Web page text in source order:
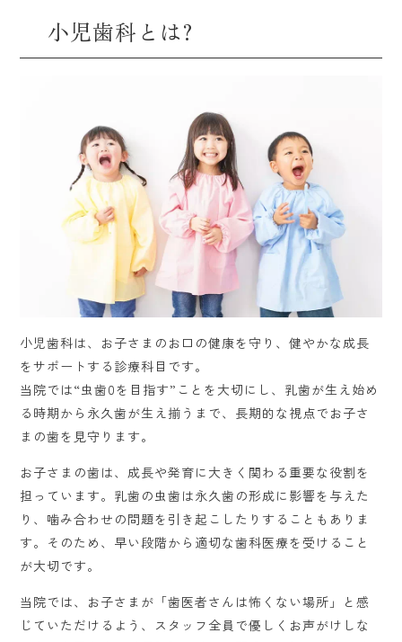
小児歯科とは?
小児歯科は、お子さまのお口の健康を守り、健やかな成長
をサポートする診療科目です。
当院では“虫歯0を目指す”ことを大切にし、乳歯が生え始め
る時期から永久歯が生え揃うまで、長期的な視点でお子さ
まの歯を見守ります。
お子さまの歯は、成長や発育に大きく関わる重要な役割を
担っています。乳歯の虫歯は永久歯の形成に影響を与えた
り、噛み合わせの問題を引き起こしたりすることもありま
す。そのため、早い段階から適切な歯科医療を受けること
が大切です。
当院では、お子さまが「歯医者さんは怖くない場所」と感
じていただけるよう、スタッフ全員で優しくお声がけしな